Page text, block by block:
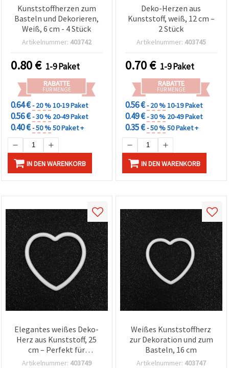
Kunststoffherzen zum
Basteln und Dekorieren,
Weiß, 6 cm - 4 Stück
Artikelnummer: 403742
0.80€ 1-9 Paket
RABATTE
FÜR MENGE
0.64 €- 20 %10-19 Paket
0.56 €- 30 % 20-49 Paket
0.40 €- 50 %50 Paket +
IN DEN WARENKORB
Deko-Herzen aus
Kunststoff, weiß, 12 cm –
2 Stück
Artikelnummer: 403745
0.70€ 1-9 Paket
RABATTE
FÜR MENGE
0.56 €- 20 %10-19 Paket
0.49 €- 30 % 20-49 Paket
0.35 €- 50 %50 Paket +
IN DEN WARENKORB
Elegantes weißes Deko-
Herz aus Kunststoff, 25
cm – Perfekt für
Hochzeiten, Partys &
Artikelnummer: 403749
Weißes Kunststoffherz
zur Dekoration und zum
Basteln, 16 cm
Artikelnummer: 403747